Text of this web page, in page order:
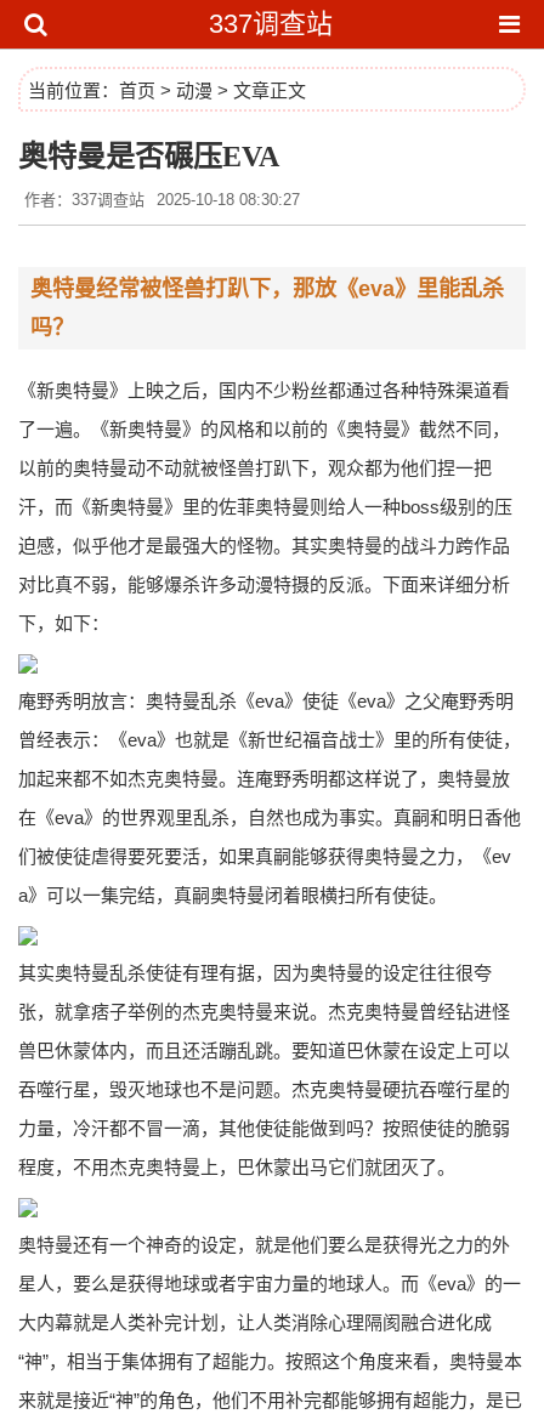
337调查站
当前位置： 首页 > 动漫 > 文章正文
奥特曼是否碾压EVA
作者：337调查站 2025-10-18 08:30:27
奥特曼经常被怪兽打趴下，那放《eva》里能乱杀
吗？
《新奥特曼》上映之后，国内不少粉丝都通过各种特殊渠道看
了一遍。《新奥特曼》的风格和以前的《奥特曼》截然不同，
以前的奥特曼动不动就被怪兽打趴下，观众都为他们捏一把
汗，而《新奥特曼》里的佐菲奥特曼则给人一种boss级别的压
迫感，似乎他才是最强大的怪物。其实奥特曼的战斗力跨作品
对比真不弱，能够爆杀许多动漫特摄的反派。下面来详细分析
下，如下：
庵野秀明放言：奥特曼乱杀《eva》使徒《eva》之父庵野秀明
曾经表示：《eva》也就是《新世纪福音战士》里的所有使徒，
加起来都不如杰克奥特曼。连庵野秀明都这样说了，奥特曼放
在《eva》的世界观里乱杀，自然也成为事实。真嗣和明日香他
们被使徒虐得要死要活，如果真嗣能够获得奥特曼之力，《ev
a》可以一集完结，真嗣奥特曼闭着眼横扫所有使徒。
其实奥特曼乱杀使徒有理有据，因为奥特曼的设定往往很夸
张，就拿痞子举例的杰克奥特曼来说。杰克奥特曼曾经钻进怪
兽巴休蒙体内，而且还活蹦乱跳。要知道巴休蒙在设定上可以
吞噬行星，毁灭地球也不是问题。杰克奥特曼硬抗吞噬行星的
力量，冷汗都不冒一滴，其他使徒能做到吗？按照使徒的脆弱
程度，不用杰克奥特曼上，巴休蒙出马它们就团灭了。
奥特曼还有一个神奇的设定，就是他们要么是获得光之力的外
星人，要么是获得地球或者宇宙力量的地球人。而《eva》的一
大内幕就是人类补完计划，让人类消除心理隔阂融合进化成
“神”，相当于集体拥有了超能力。按照这个角度来看，奥特曼本
来就是接近“神”的角色，他们不用补完都能够拥有超能力，是已